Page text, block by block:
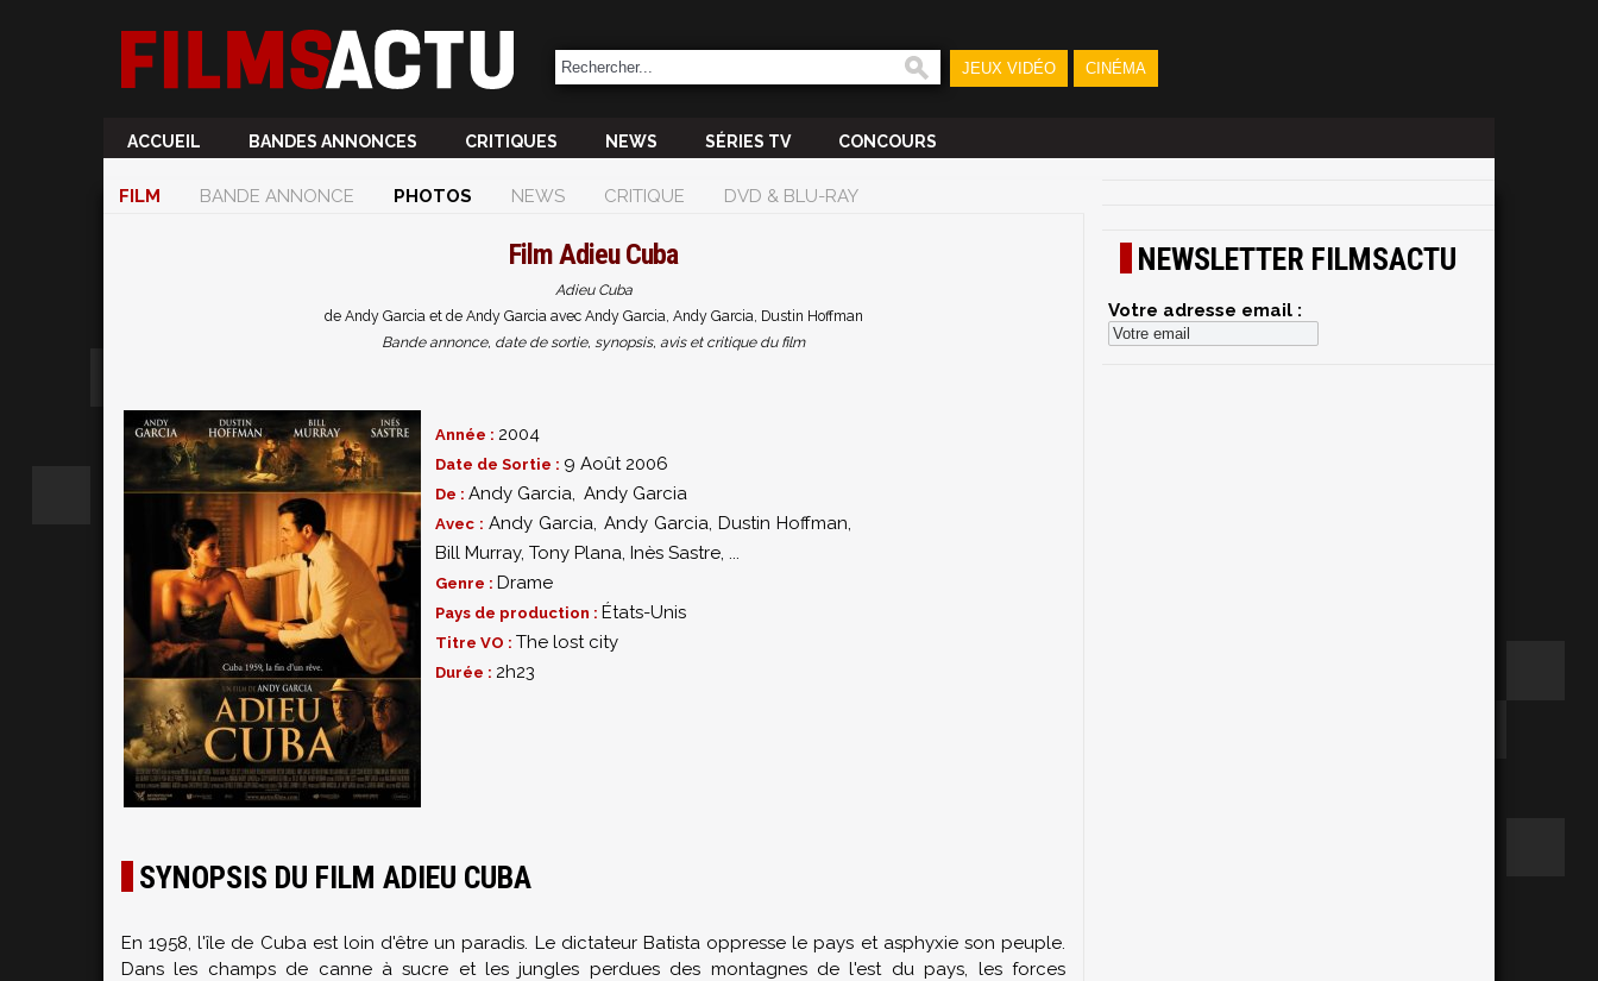
JEUX VIDÉO CINÉMA
ACCUEIL BANDES ANNONCES CRITIQUES NEWS SÉRIES TV CONCOURS
FILM BANDE ANNONCE PHOTOS NEWS CRITIQUE DVD & BLU-RAY
FilmAdieu Cuba
Adieu Cuba
de Andy Garcia et de Andy Garcia avec Andy Garcia, Andy Garcia, Dustin Hoffman
Bande annonce, date de sortie, synopsis, avis et critique du film
Année : 2004
Date de Sortie : 9 Août 2006
De : Andy Garcia, Andy Garcia
Avec :Andy Garcia, Andy Garcia, Dustin Hoffman,
Bill Murray, Tony Plana, Inès Sastre, ...
Genre : Drame
Pays de production : États-Unis
Titre VO : The lost city
Durée : 2h23
SYNOPSIS DU FILM ADIEU CUBA
En 1958, l'île de Cuba est loin d'être un paradis. Le dictateur Batista oppresse le pays et asphyxie son peuple.
Dans les champs de canne à sucre et les jungles perdues des montagnes de l'est du pays, les forces
NEWSLETTER FILMSACTU
Votre adresse email :